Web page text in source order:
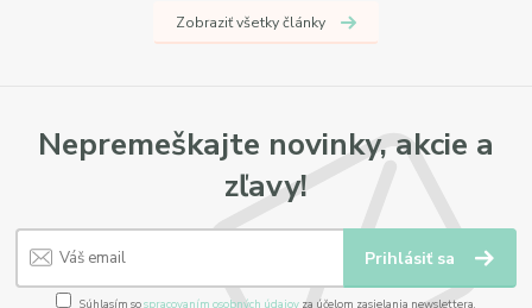
Zobraziť všetky články
Nepremeškajte novinky, akcie a
zľavy!
Prihlásiť sa
Súhlasím sospracovaním osobných údajov za účelom zasielania newslettera.